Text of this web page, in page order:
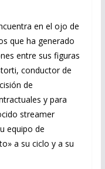
en el ojo de
que ha generado
entre sus figuras
conductor de
de
y para
streamer
equipo de
a su ciclo y a su